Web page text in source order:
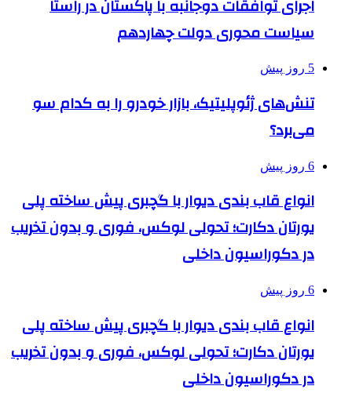
اجرای توافقات دوجانبه با پاکستان در راستا
سیاست محوری دولت چهاردهم
5 روز پیش
تنش‌های ژئوپلیتیک، بازار خودرو را به کدام سو
می‌برد؟
6 روز پیش
انواع قاب بندی دیوار با گچبری پیش ساخته پلی
یورتان دکارت؛ تحولی لوکس، فوری و بدون تخریب
در دکوراسیون داخلی
6 روز پیش
انواع قاب بندی دیوار با گچبری پیش ساخته پلی
یورتان دکارت؛ تحولی لوکس، فوری و بدون تخریب
در دکوراسیون داخلی